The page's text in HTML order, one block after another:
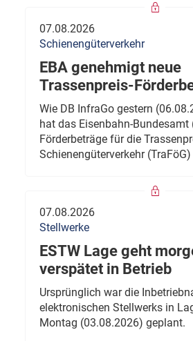
07.08.2026
Schienengüterverkehr
EBA genehmigt neue
Trassenpreis-
Wie DB InfraGo gestern
hat das Eisenbahn-Bundesamt
Förderbeträge für die
Schienengüterverkehr
07.08.2026
Stellwerke
ESTW Lage geht
verspätet in Betrieb
Ursprünglich war die
elektronischen Stellwerks in
Montag (03.08.2026) geplant.